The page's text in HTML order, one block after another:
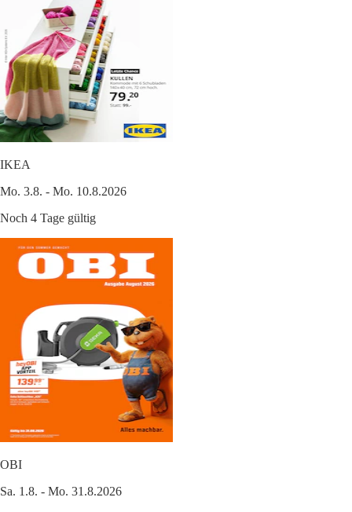
IKEA
Mo. 3.8. - Mo. 10.8.2026
Noch 4 Tage gültig
OBI
Sa. 1.8. - Mo. 31.8.2026